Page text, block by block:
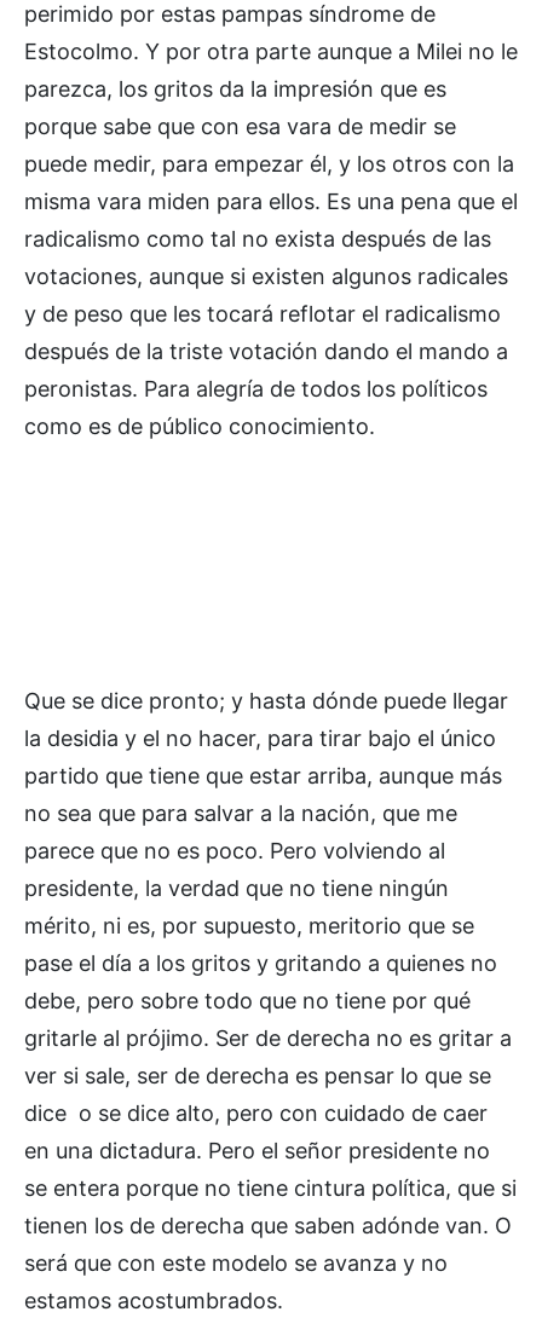
perimido por estas pampas síndrome de
Estocolmo. Y por otra parte aunque a Milei no le
parezca, los gritos da la impresión que es
porque sabe que con esa vara de medir se
puede medir, para empezar él, y los otros con la
misma vara miden para ellos. Es una pena que el
radicalismo como tal no exista después de las
votaciones, aunque si existen algunos radicales
y de peso que les tocará reflotar el radicalismo
después de la triste votación dando el mando a
peronistas. Para alegría de todos los políticos
como es de público conocimiento.
Que se dice pronto; y hasta dónde puede llegar
la desidia y el no hacer, para tirar bajo el único
partido que tiene que estar arriba, aunque más
no sea que para salvar a la nación, que me
parece que no es poco. Pero volviendo al
presidente, la verdad que no tiene ningún
mérito, ni es, por supuesto, meritorio que se
pase el día a los gritos y gritando a quienes no
debe, pero sobre todo que no tiene por qué
gritarle al prójimo. Ser de derecha no es gritar a
ver si sale, ser de derecha es pensar lo que se
dice o se dice alto, pero con cuidado de caer
en una dictadura. Pero el señor presidente no
se entera porque no tiene cintura política, que si
tienen los de derecha que saben adónde van. O
será que con este modelo se avanza y no
estamos acostumbrados.